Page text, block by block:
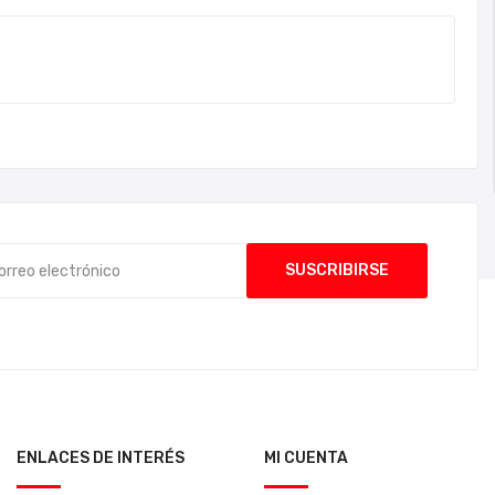
ENLACES DE INTERÉS MI CUENTA